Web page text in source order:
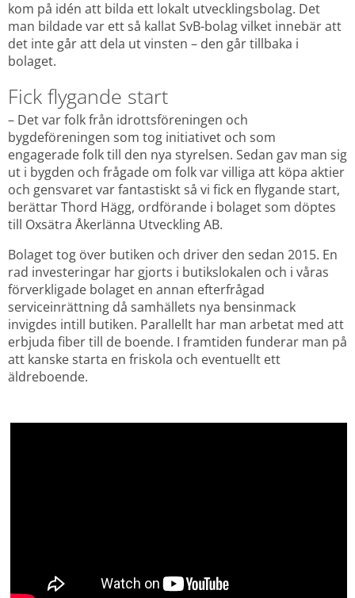
kom på idén att bilda ett lokalt utvecklingsbolag. Det
man bildade var ett så kallat SvB-bolag vilket innebär att
det inte går att dela ut vinsten – den går tillbaka i
bolaget.
Fick flygande start
– Det var folk från idrottsföreningen och
bygdeföreningen som tog initiativet och som
engagerade folk till den nya styrelsen. Sedan gav man sig
ut i bygden och frågade om folk var villiga att köpa aktier
och gensvaret var fantastiskt så vi fick en flygande start,
berättar Thord Hägg, ordförande i bolaget som döptes
till Oxsätra Åkerlänna Utveckling AB.
Bolaget tog över butiken och driver den sedan 2015. En
rad investeringar har gjorts i butikslokalen och i våras
förverkligade bolaget en annan efterfrågad
serviceinrättning då samhällets nya bensinmack
invigdes intill butiken. Parallellt har man arbetat med att
erbjuda fiber till de boende. I framtiden funderar man på
att kanske starta en friskola och eventuellt ett
äldreboende.